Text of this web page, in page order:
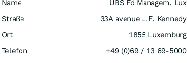
Name
UBS Fd Managem. Lux
Straße
33A avenue J.F. Kennedy
Ort
1855 Luxemburg
Telefon
+49 (0)69 / 13 69-5000